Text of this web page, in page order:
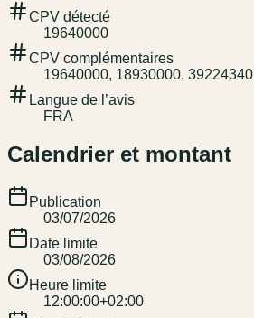
CPV détecté
19640000
CPV complémentaires
19640000, 18930000, 39224340
Langue de l’avis
FRA
Calendrier et montant
Publication
03/07/2026
Date limite
03/08/2026
Heure limite
12:00:00+02:00